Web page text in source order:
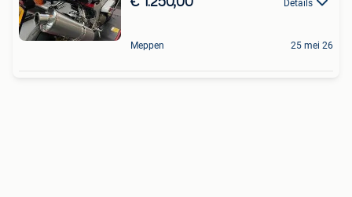
Details
Meppen 25 mei 26